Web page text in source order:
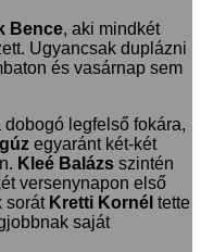
Bence, aki mindkét
Ugyancsak duplázni
és vasárnap sem
legfelső fokára,
egyaránt két-két
Kleé Balázs szintén
versenynapon első
sorát Kretti Kornél tette
saját